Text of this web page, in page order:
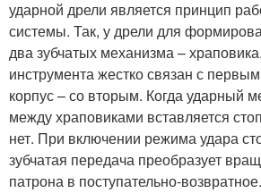
ударной дрели является принцип
системы. Так, у дрели для
два зубчатых механизма –
инструмента жестко связан с
корпус – со вторым. Когда ударный
между храповиками вставляется
нет. При включении режима удара
зубчатая передача преобразует
патрона в поступательно-возвратное.